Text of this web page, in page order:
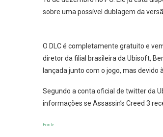
sobre uma possível dublagem da
O DLC é completamente gratuito e
diretor da filial brasileira da Ubisoft,
lançada junto com o jogo, mas devido
Segundo a conta oficial de twitter da
informações se Assassin’s Creed 3
Fonte